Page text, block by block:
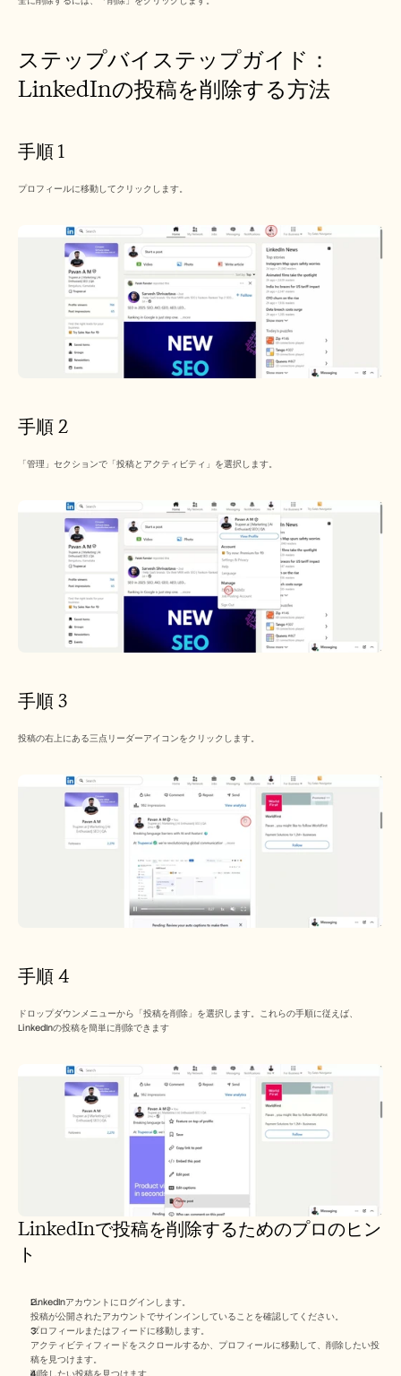
ステップバイステップガイド：
LinkedInの投稿を削除する方法
手順 1
プロフィールに移動してクリックします。
手順 2
「管理」セクションで「投稿とアクティビティ」を選択します。
手順 3
投稿の右上にある三点リーダーアイコンをクリックします。
手順 4
ドロップダウンメニューから「投稿を削除」を選択します。これらの手順に従えば、
LinkedInの投稿を簡単に削除できます
LinkedInで投稿を削除するためのプロのヒン
ト
LinkedInアカウントにログインします。
投稿が公開されたアカウントでサインインしていることを確認してください。
プロフィールまたはフィードに移動します。
アクティビティフィードをスクロールするか、プロフィールに移動して、削除したい投
稿を見つけます。
ヘルプセンター
デモを予約する
無料トライアルを始める